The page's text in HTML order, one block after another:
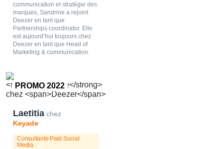
communication et stratégie des
marques, Sandrine a rejoint
Deezer en tant que
Partnerships coordinator. Elle
est aujourd’hui toujours chez
Deezer en tant que Head of
Marketing & communication.
PROMO 2022
Laetitia chez
Keyade
Consultante Paid Social
Media